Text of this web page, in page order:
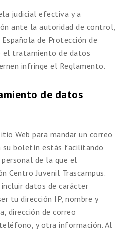
judicial efectiva y a
ante la autoridad de control,
de Protección de
el tratamiento de datos
infringe el Reglamento.
de datos
Web para mandar un correo
su boletín estás facilitando
de la que el
Centro Juvenil Trascampus.
datos de carácter
tu dirección IP, nombre y
dirección de correo
y otra información. Al